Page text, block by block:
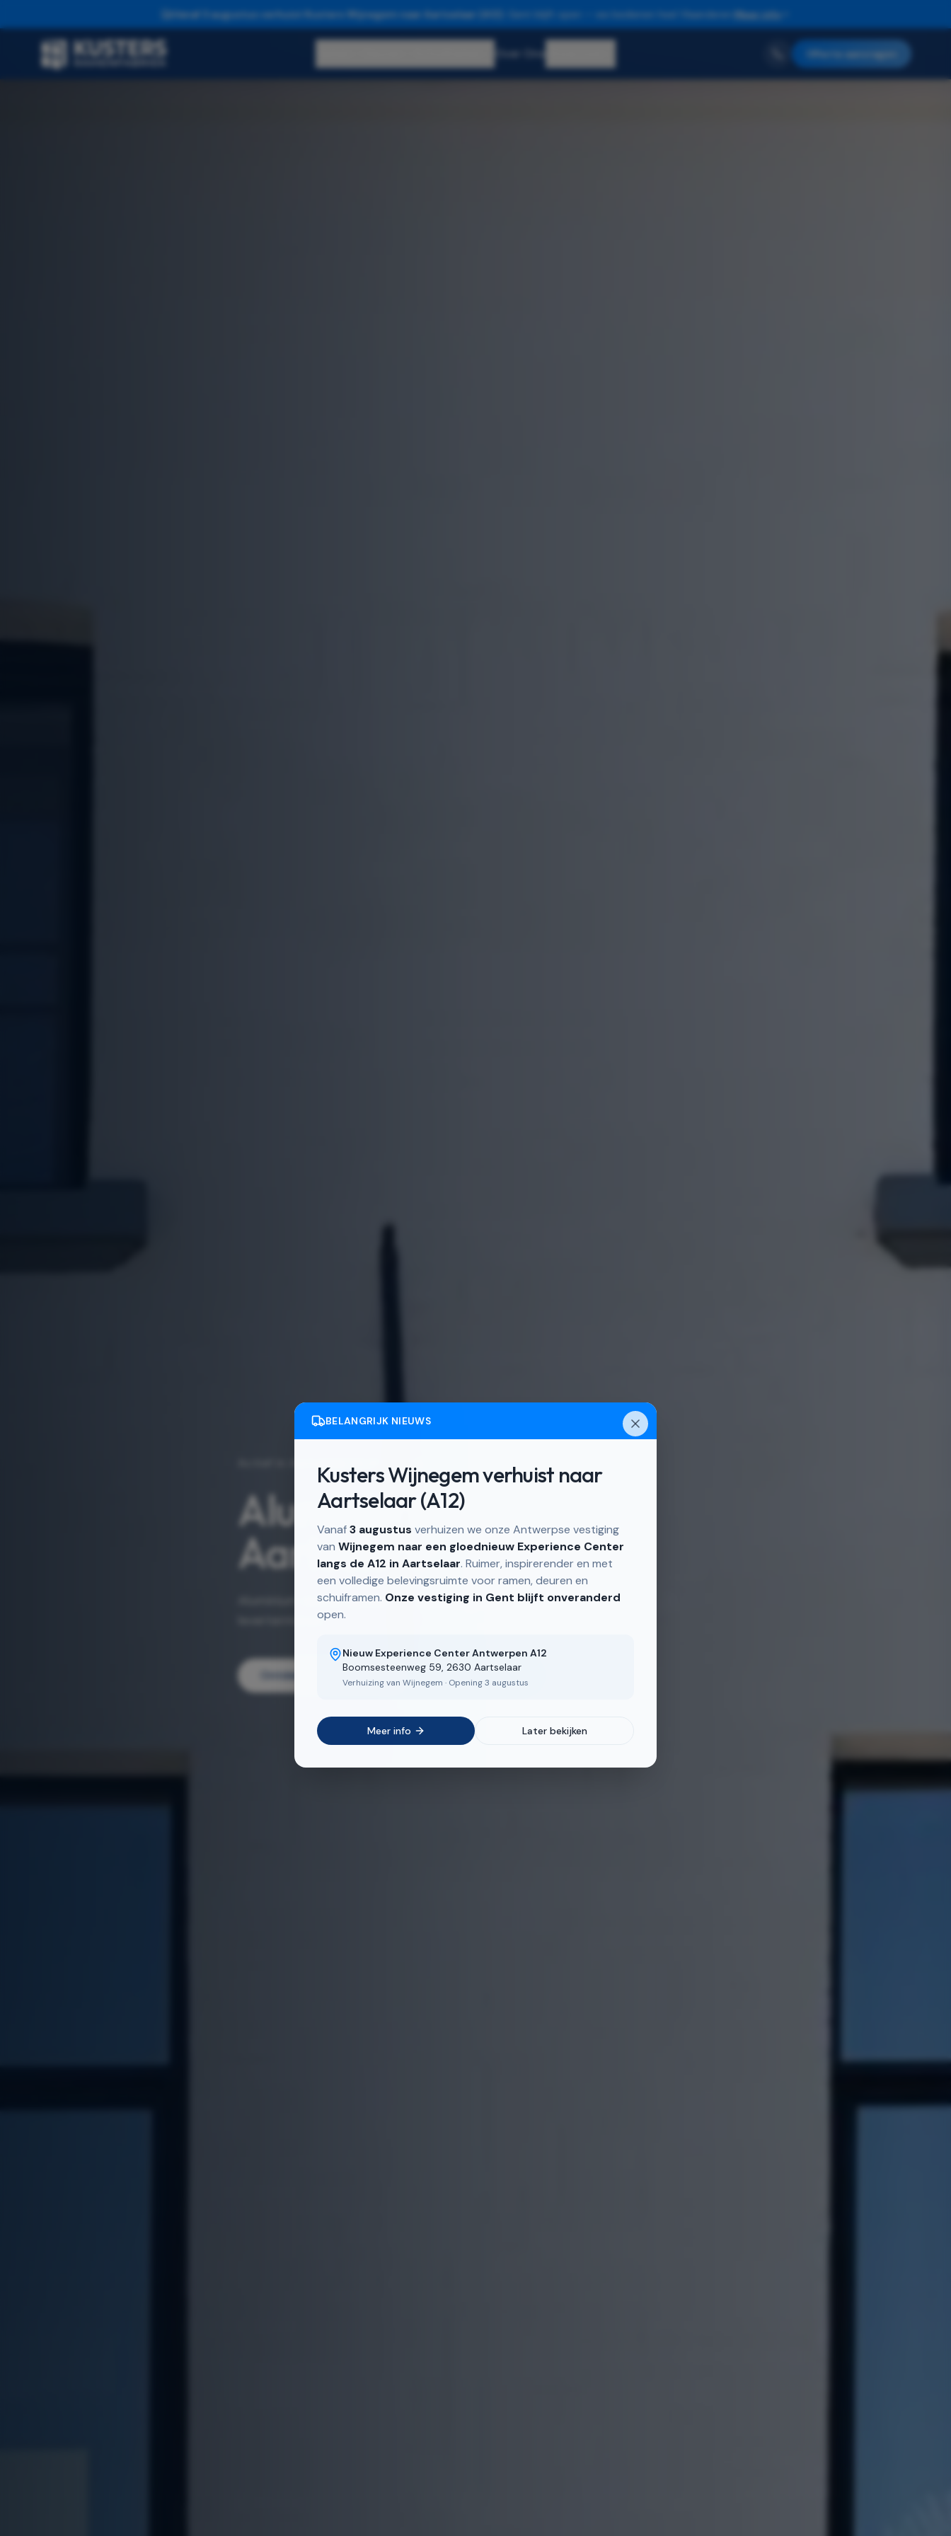
Vanaf 3 augustus verhuist Kusters Wijnegem naar Aartselaar (A12). Gent blijft open — we bedienen heel Vlaanderen. Meer info
BELANGRIJK NIEUWS
Kusters Wijnegem verhuist naar
Aartselaar (A12)
Vanaf3 augustus verhuizen we onze Antwerpse vestiging
van Wijnegem naar een gloednieuw Experience Center
langs de A12 in Aartselaar. Ruimer, inspirerender en met
een volledige belevingsruimte voor ramen, deuren en
schuiframen. Onze vestiging in Gent blijft onveranderd
open.
Nieuw Experience Center Antwerpen A12
Boomsesteenweg 59, 2630 Aartselaar
Verhuizing van Wijnegem · Opening 3 augustus
Meer info Later bekijken
Offerte aanvragen
Aluminium deuren in
Aartselaar
Aluminium deuren op maat — eigen Belgische productie, snelle
levertermijnen.
Ontdek ons aanbod Bekijk realisaties